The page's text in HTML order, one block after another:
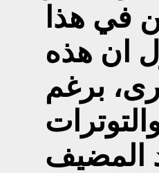
في هذا
ان هذه
برغم
المضيف